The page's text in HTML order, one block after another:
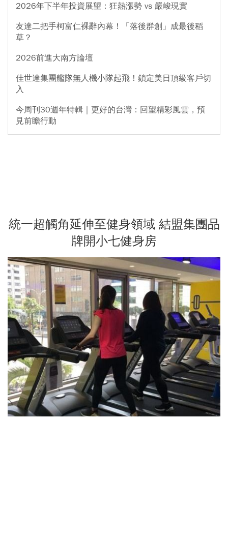
2026年下半年投資展望：狂熱漲勢 vs 嚴峻現實
友達二把手柯富仁裸辭內幕！「落後群創」成最後稻
草？
2026前進大南方論壇
佳世達集團艦隊無人機小隊起飛！鎖定美日頂級客戶切
入
今周刊30週年特輯｜更好的台灣：回望精彩風雲，預
見前瞻行動
統一超觸角延伸至健身領域 結盟集團品
牌開小七健身房